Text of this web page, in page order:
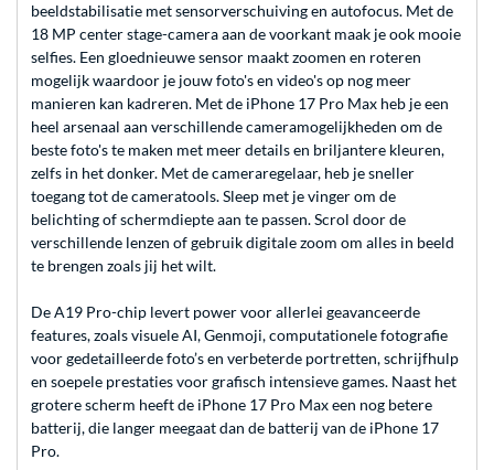
beeldstabilisatie met sensorverschuiving en autofocus. Met de
18 MP center stage-camera aan de voorkant maak je ook mooie
selfies. Een gloednieuwe sensor maakt zoomen en roteren
mogelijk waardoor je jouw foto's en video's op nog meer
manieren kan kadreren. Met de iPhone 17 Pro Max heb je een
heel arsenaal aan verschillende cameramogelijkheden om de
beste foto's te maken met meer details en briljantere kleuren,
zelfs in het donker. Met de cameraregelaar, heb je sneller
toegang tot de cameratools. Sleep met je vinger om de
belichting of schermdiepte aan te passen. Scrol door de
verschillende lenzen of gebruik digitale zoom om alles in beeld
te brengen zoals jij het wilt.
De A19 Pro-chip levert power voor allerlei geavanceerde
features, zoals visuele AI, Genmoji, computationele fotografie
voor gedetailleerde foto’s en verbeterde portretten, schrijfhulp
en soepele prestaties voor grafisch intensieve games. Naast het
grotere scherm heeft de iPhone 17 Pro Max een nog betere
batterij, die langer meegaat dan de batterij van de iPhone 17
Pro.